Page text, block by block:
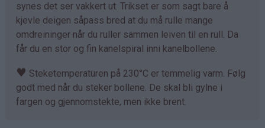
synes det ser vakkert ut. Trikset er som sagt bare å
kjevle deigen såpass bred at du må rulle mange
omdreininger når du ruller sammen leiven til en rull. Da
får du en stor og fin kanelspiral inni kanelbollene.
♥ Steketemperaturen på 230°C er temmelig varm. Følg
godt med når du steker bollene. De skal bli gylne i
fargen og gjennomstekte, men ikke brent.